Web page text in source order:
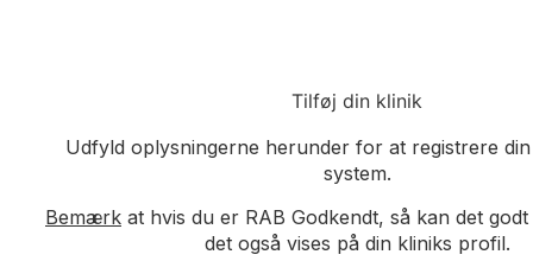
Tilføj din klinik
Udfyld oplysningerne herunder for at registrere
system.
Bemærk at hvis du er RAB Godkendt, så kan det
det også vises på din kliniks profil.